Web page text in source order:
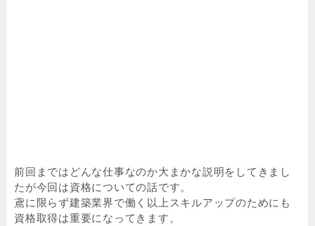
前回まではどんな仕事なのか大まかな説明をしてきまし
たが今回は資格についての話です。
鳶に限らず建築業界で働く以上スキルアップのためにも
資格取得は重要になってきます。